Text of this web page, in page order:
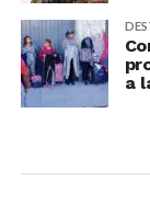
a